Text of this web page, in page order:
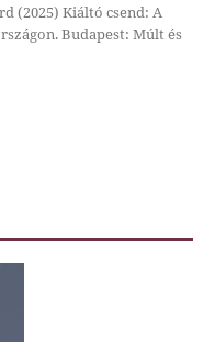
(2025) Kiáltó csend: A
Budapest: Múlt és